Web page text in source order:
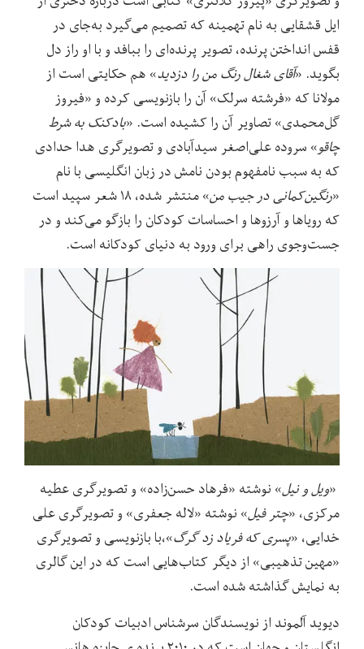
ایل قشقایی به نام تهمینه که تصمیم می‌گیرد به‌جای در
قفس انداختن پرنده، تصویر پرنده‌ای را ببافد و با او راز دل
بگوید. «آقای شغال رنگ من را دزدید» هم حکایتی است از
مولانا که «فرشته سرلک» آن را بازنویسی کرده و «فیروز
گل‌محمدی» تصاویر آن را کشیده است. «بادکنک به شرط
چاقو» سروده علی‌اصغر سیدآبادی و تصویرگری هدا حدادی
که به سبب نامفهوم بودن نامش در زبان انگلیسی با نام
«رنگین‌کمانی در جیب من
» منتشر شده، ۱۸ شعر سپید است
که رویاها و آرزوها و احساسات کودکان را بازگو می‌کند و در
جست‌وجوی راهی برای ورود به دنیای کودکانه است.
«ویل و نیل» نوشته «فرهاد حسن‌زاده» و تصویرگری عطیه
مرکزی، «چتر فیل» نوشته «لاله جعفری» و تصویرگری علی
خدایی، «پسری که فریاد زد گرگ»،با بازنویسی‌ و تصویرگری
«مهین تذهیبی» از دیگر کتاب‌هایی است که در این گالری
به نمایش گذاشته شده است.
دیوید آلموند از نویسندگان سرشناس ادبیات کودکان